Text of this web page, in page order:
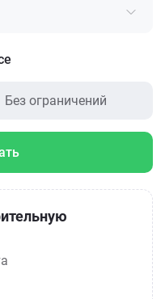
Без ограничений